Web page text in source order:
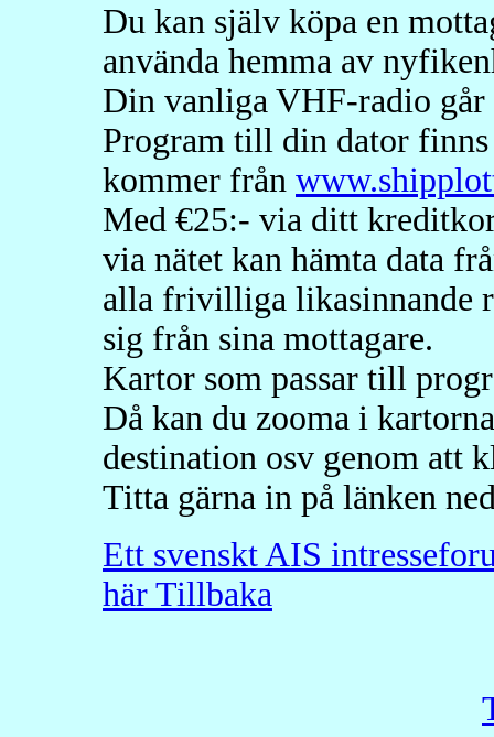
Du kan själv köpa en
använda hemma av
Din vanliga VHF-radio
Program till din dator
kommer från
Med €25:- via ditt
via nätet kan hämta data
alla frivilliga likasinnande
sig från sina mottagare.
Kartor som passar till
Då kan du zooma i
destination osv genom att
Titta gärna in på länken
Ett svenskt AIS
här Tillbaka